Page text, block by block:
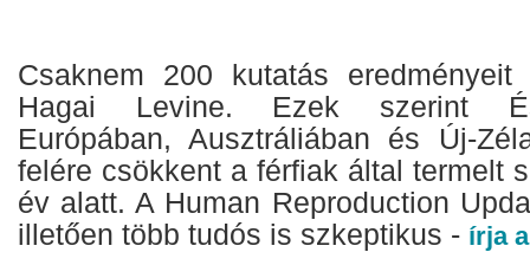
Csaknem 200 kutatás
Hagai Levine. Ezek szerint
Európában, Ausztráliában és Új-
felére csökkent a férfiak által termelt
év alatt. A Human Reproduction
illetően több tudós is szkeptikus - írja